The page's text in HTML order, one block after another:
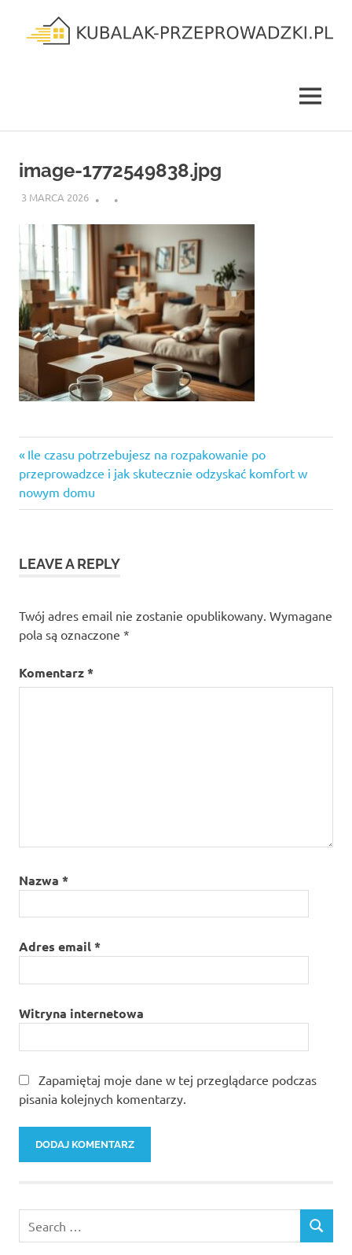
content
MENU
image-1772549838.jpg
3 MARCA 2026
Nawigacja
wpisu
Previous
Post:
Ile czasu potrzebujesz na rozpakowanie po
przeprowadzce i jak skutecznie odzyskać komfort w
nowym domu
LEAVE A REPLY
Twój adres email nie zostanie opublikowany. Wymagane
pola są oznaczone *
Komentarz*
Nazwa *
Adres email*
Witryna internetowa
Zapamiętaj moje dane w tej przeglądarce podczas
pisania kolejnych komentarzy.
for:
SEARCH